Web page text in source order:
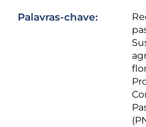
Palavras-chave: